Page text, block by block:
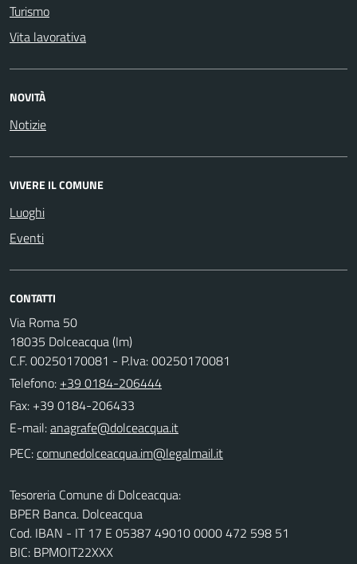
Turismo
Vita lavorativa
NOVITÀ
Notizie
VIVERE IL COMUNE
Luoghi
Eventi
CONTATTI
Via Roma 50
18035 Dolceacqua (Im)
C.F. 00250170081 - P.Iva: 00250170081
Telefono: +39 0184-206444
Fax: +39 0184-206433
E-mail:
PEC:
Tesoreria Comune di Dolceacqua:
BPER Banca. Dolceacqua
Cod. IBAN - IT 17 E 05387 49010 0000 472 598 51
BIC: BPMOIT22XXX